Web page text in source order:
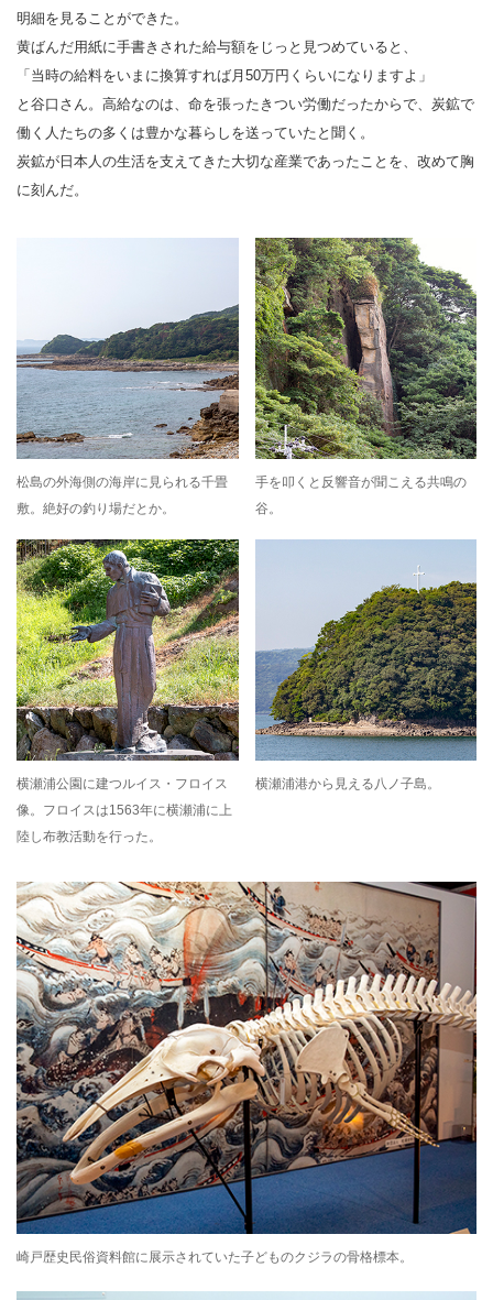
明細を見ることができた。
黄ばんだ用紙に手書きされた給与額をじっと見つめていると、
「当時の給料をいまに換算すれば月50万円くらいになりますよ」
と谷口さん。高給なのは、命を張ったきつい労働だったからで、炭鉱で
働く人たちの多くは豊かな暮らしを送っていたと聞く。
炭鉱が日本人の生活を支えてきた大切な産業であったことを、改めて胸
に刻んだ。
松島の外海側の海岸に見られる千畳
敷。絶好の釣り場だとか。
手を叩くと反響音が聞こえる共鳴の
谷。
横瀬浦公園に建つルイス・フロイス
像。フロイスは1563年に横瀬浦に上
陸し布教活動を行った。
横瀬浦港から見える八ノ子島。
崎戸歴史民俗資料館に展示されていた子どものクジラの骨格標本。